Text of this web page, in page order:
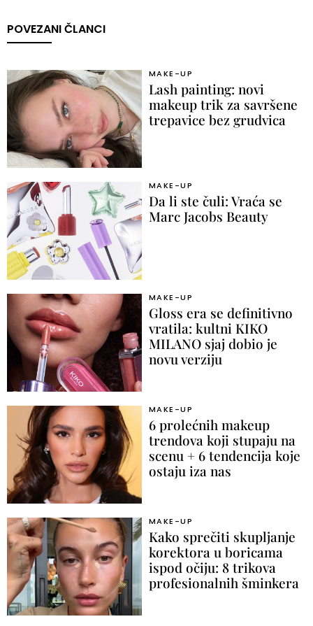
POVEZANI ČLANCI
MAKE-UP
Lash painting: novi
makeup trik za savršene
trepavice bez grudvica
MAKE-UP
Da li ste čuli: Vraća se
Marc Jacobs Beauty
MAKE-UP
Gloss era se definitivno
vratila: kultni KIKO
MILANO sjaj dobio je
novu verziju
MAKE-UP
6 prolećnih makeup
trendova koji stupaju na
scenu + 6 tendencija koje
ostaju iza nas
MAKE-UP
Kako sprečiti skupljanje
korektora u boricama
ispod očiju: 8 trikova
profesionalnih šminkera